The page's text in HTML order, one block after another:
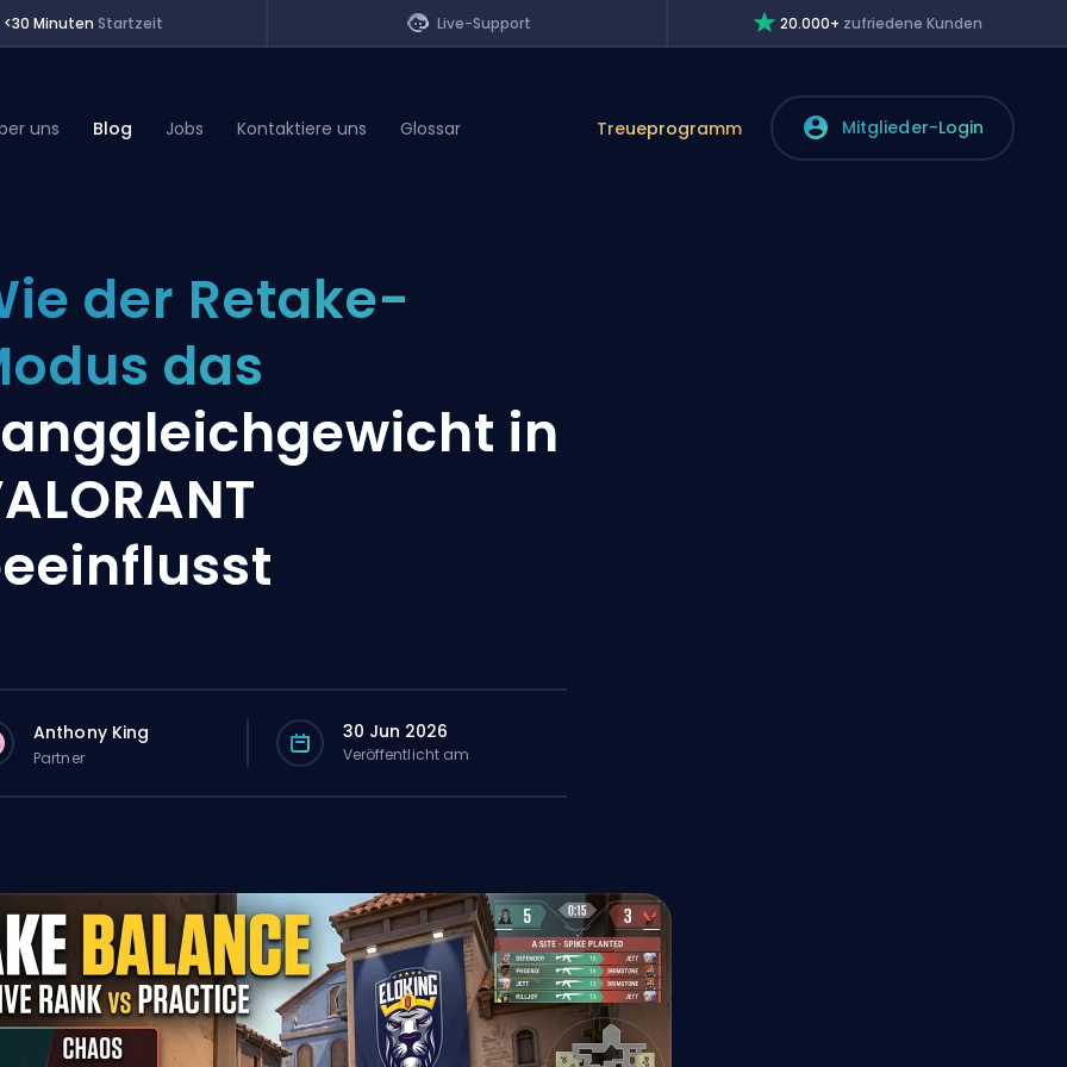
<30 Minuten Startzeit Live-Support 20.000+ zufriedene Kunden
uns Blog Jobs Kontaktiere uns Glossar Treueprogramm Mitglieder-Login
der Retake-
das
in
Anthony King
Partner
30 Jun 2026
Veröffentlicht am